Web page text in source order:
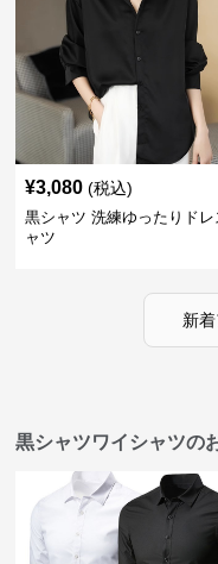
¥3,080 (税込)
黒シャツ 洗練ゆったりドレ
ャツ
新
黒シャツワイシャツの